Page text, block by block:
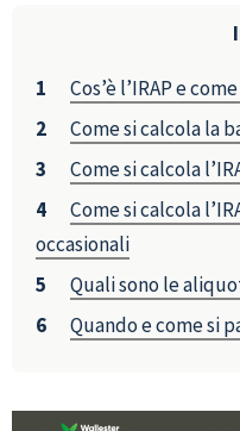
Cos’è l’IRAP e
Come si calcola la
Come si calcola
Come si calcola
occasionali
Quali sono le
Quando e come si